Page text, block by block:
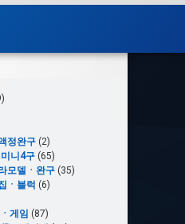
정완구(2)
니4구(65)
모델ㆍ완구(35)
ㆍ블럭 (6)
게임 (87)